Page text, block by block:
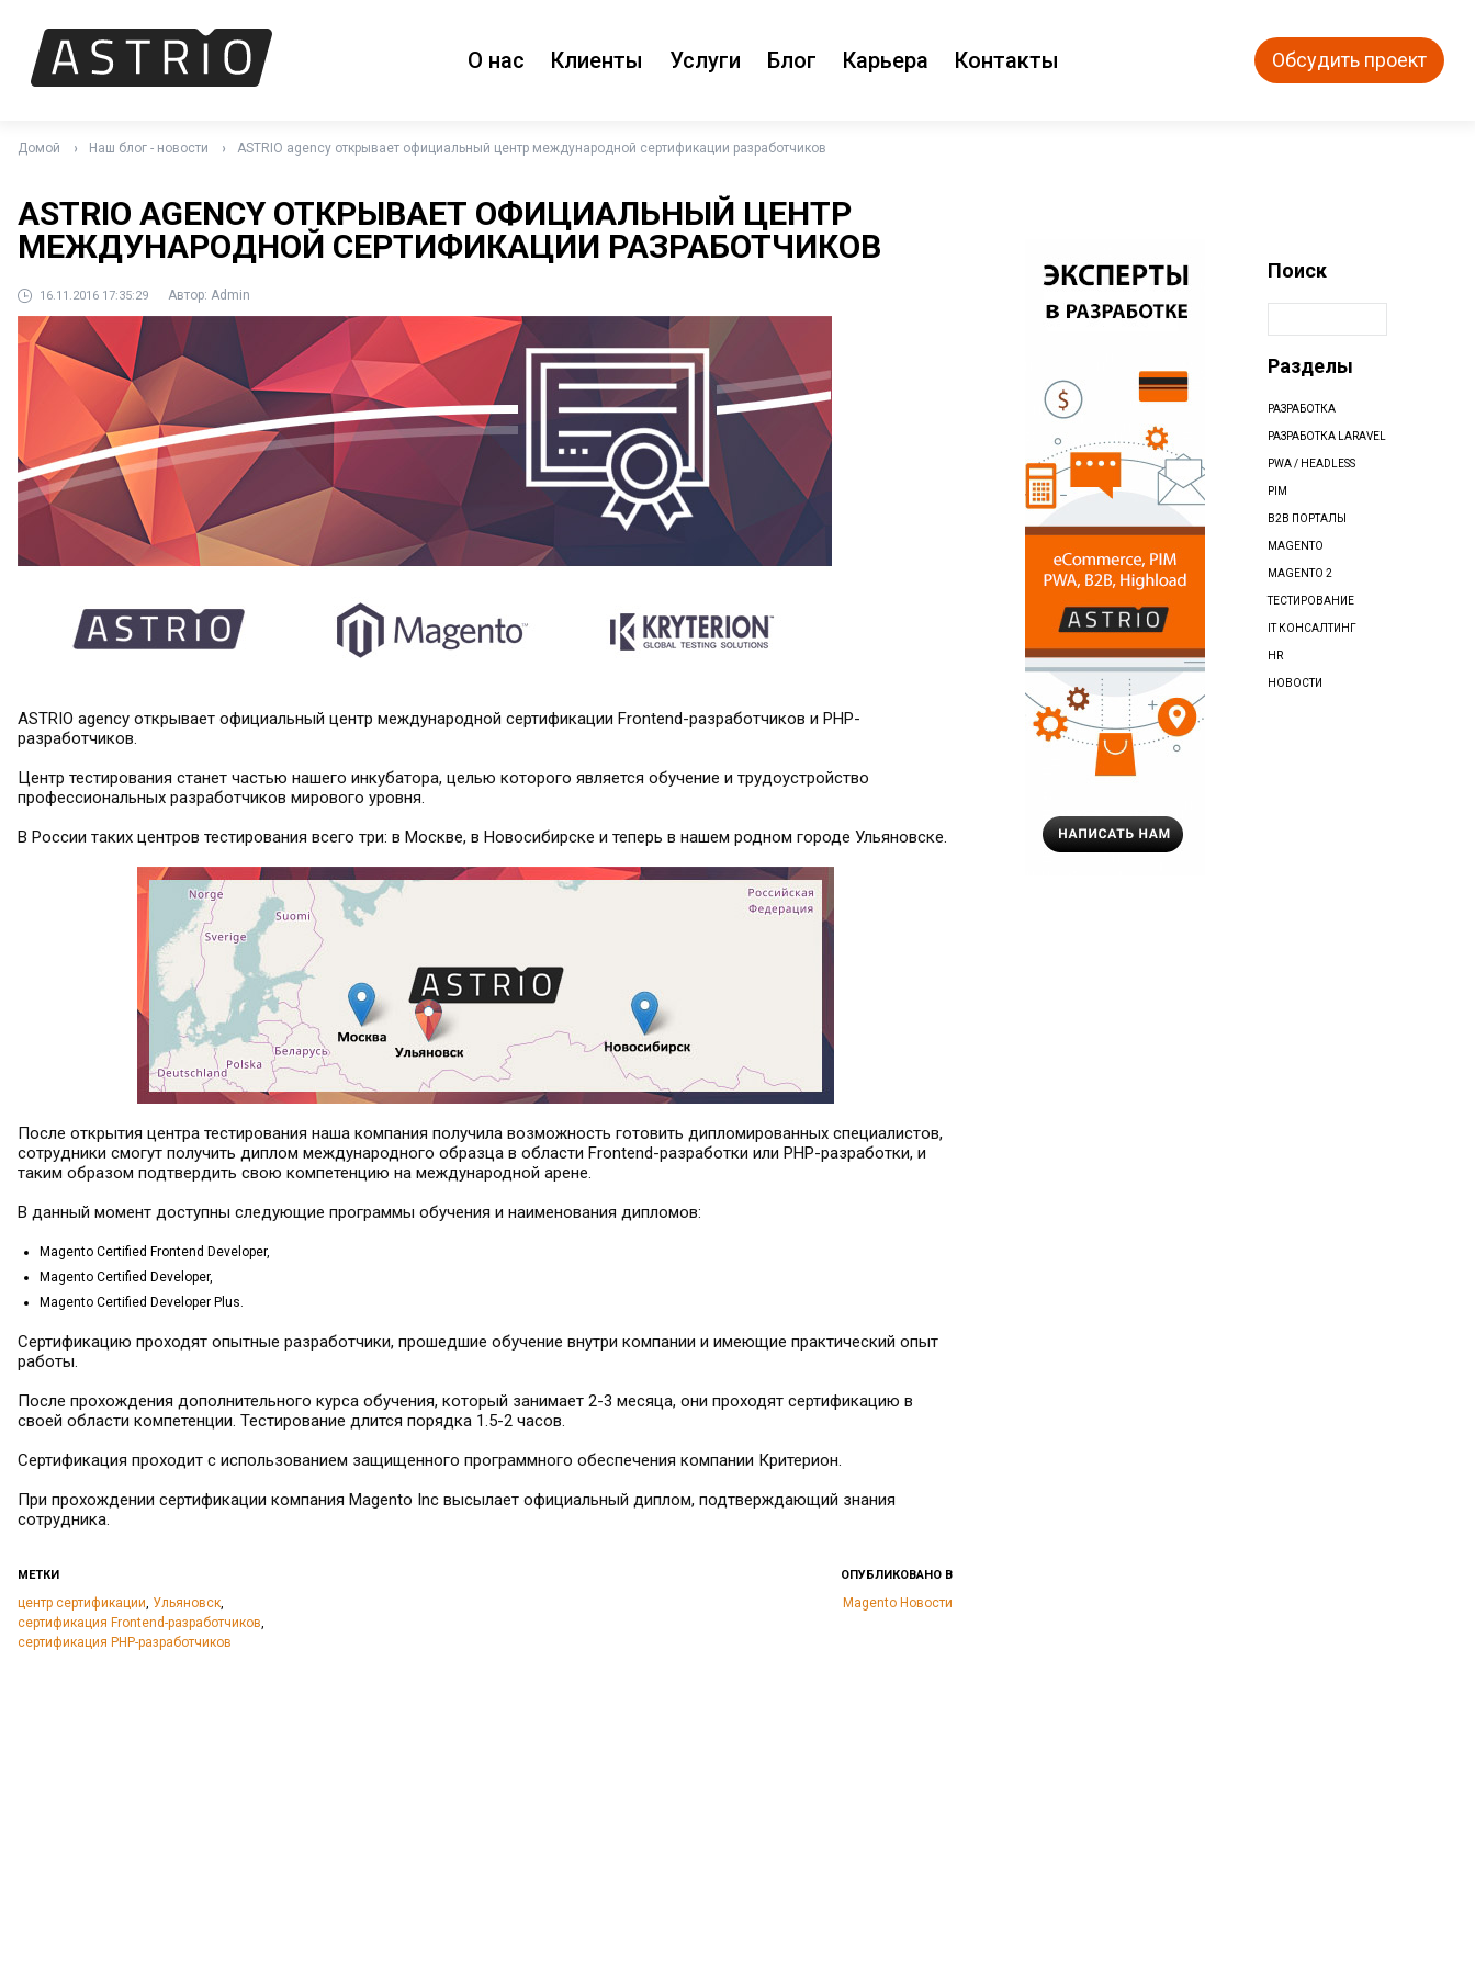
О нас Клиенты Услуги Блог Карьера Контакты Обсудить проект
Домой Наш блог - новости ASTRIO agency открывает официальный центр международной сертификации разработчиков
ASTRIO AGENCY ОТКРЫВАЕТ ОФИЦИАЛЬНЫЙ ЦЕНТР
МЕЖДУНАРОДНОЙ СЕРТИФИКАЦИИ РАЗРАБОТЧИКОВ
16.11.2016 17:35:29 Автор: Admin
ASTRIO agency открывает официальный центр международной сертификации Frontend-разработчиков и PHP-
разработчиков.
Центр тестирования станет частью нашего инкубатора, целью которого является обучение и трудоустройство
профессиональных разработчиков мирового уровня.
В России таких центров тестирования всего три: в Москве, в Новосибирске и теперь в нашем родном городе Ульяновске.
После открытия центра тестирования наша компания получила возможность готовить дипломированных специалистов,
сотрудники смогут получить диплом международного образца в области Frontend-разработки или PHP-разработки, и
таким образом подтвердить свою компетенцию на международной арене.
В данный момент доступны следующие программы обучения и наименования дипломов:
Magento Certified Frontend Developer,
Magento Certified Developer,
Magento Certified Developer Plus.
Сертификацию проходят опытные разработчики, прошедшие обучение внутри компании и имеющие практический опыт
работы.
После прохождения дополнительного курса обучения, который занимает 2-3 месяца, они проходят сертификацию в
своей области компетенции. Тестирование длится порядка 1.5-2 часов.
Сертификация проходит с использованием защищенного программного обеспечения компании Критерион.
При прохождении сертификации компания Magento Inc высылает официальный диплом, подтверждающий знания
сотрудника.
МЕТКИ
центр сертификации, Ульяновск,
сертификация Frontend-разработчиков,
сертификация PHP-разработчиков
ОПУБЛИКОВАНО В
Magento Новости
Поиск
Разделы
РАЗРАБОТКА
РАЗРАБОТКА LARAVEL
PWA / HEADLESS
PIM
B2B ПОРТАЛЫ
MAGENTO
MAGENTO 2
ТЕСТИРОВАНИЕ
IT КОНСАЛТИНГ
HR
НОВОСТИ